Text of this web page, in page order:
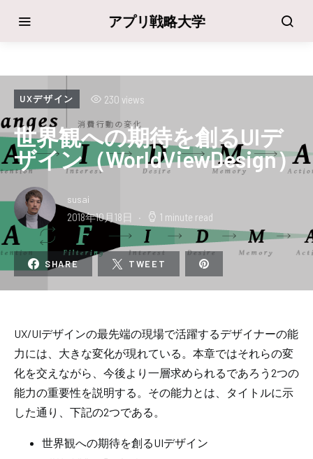
アプリ戦略大学
UXデザイン 230 views
世界観への期待を創るUIデ
ザイン（WorldViewDesign）
susai
2018年10月18日 1 minute read
SHARE TWEET
UX/UIデザインの最先端の現場で活躍するデザイナーの能
力には、大きな変化が現れている。本章ではそれらの変
化を交えながら、今後より一層求められるであろう 2つの
能力の重要性を説明する。その能力とは、タイトルに示
した通り、下記の2つである。
世界観への期待を創るUIデザイン